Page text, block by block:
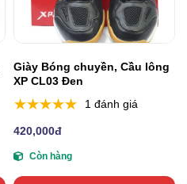
Giày Bóng chuyền, Cầu lông
XP CL03 Đen
1 đánh giá
420,000đ
Còn hàng